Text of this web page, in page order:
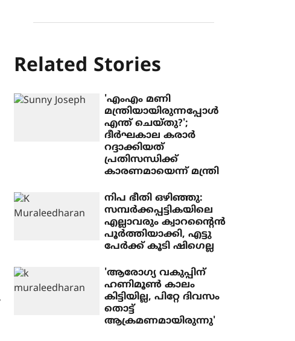
Related Stories
'എംഎം മണി
മന്ത്രിയായിരുന്നപ്പോള്‍
എന്ത് ചെയ്തു?';
ദീര്‍ഘകാല കരാര്‍
റദ്ദാക്കിയത്
പ്രതിസന്ധിക്ക്
കാരണമായെന്ന് മന്ത്രി
നിപ ഭീതി ഒഴിഞ്ഞു:
സമ്പര്‍ക്കപ്പട്ടികയിലെ
എല്ലാവരും ക്വാറന്റൈന്‍
പൂര്‍ത്തിയാക്കി, എട്ടു
പേര്‍ക്ക് കൂടി ഷിഗെല്ല
'ആരോഗ്യ വകുപ്പിന്
ഹണിമൂണ്‍ കാലം
കിട്ടിയില്ല, പിറ്റേ ദിവസം
തൊട്ട്
ആക്രമണമായിരുന്നു'